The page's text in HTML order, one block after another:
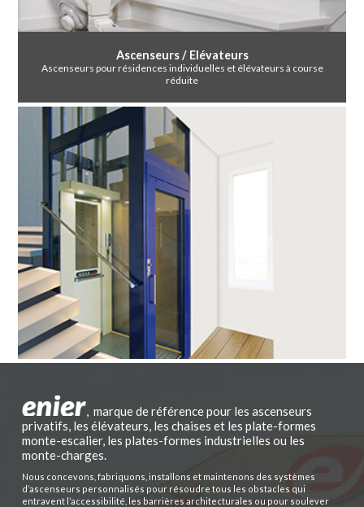
Ascenseurs / Elévateurs
Ascenseurs pour résidences individuelles et élévateurs à course
réduite
, marque de référence pour les ascenseurs
privatifs, les élévateurs, les chaises et les plate-formes
monte-escalier, les plates-formes industrielles ou les
monte-charges.
Nous concevons, fabriquons, installons et maintenons des systèmes
d’ascenseurs personnalisés pour résoudre tous les obstacles qui
entravent l’accessibilité, les barrières architecturales ou pour soulever